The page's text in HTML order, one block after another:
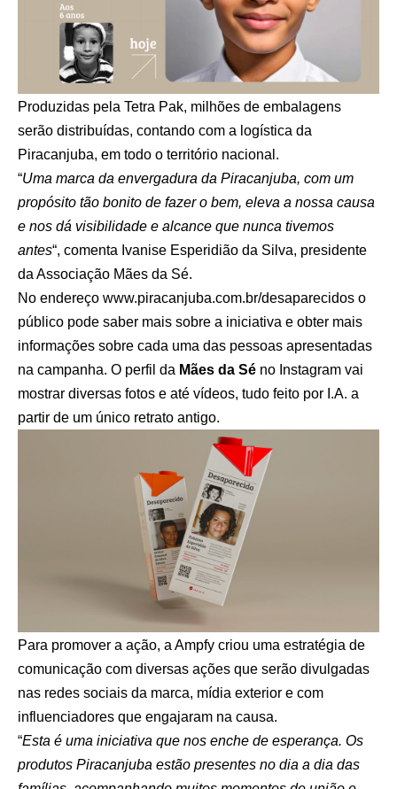
Produzidas pela Tetra Pak, milhões de embalagens
serão distribuídas, contando com a logística da
Piracanjuba, em todo o território nacional.
“Uma marca da envergadura da Piracanjuba, com um
propósito tão bonito de fazer o bem, eleva a nossa causa
e nos dá visibilidade e alcance que nunca tivemos
antes“, comenta Ivanise Esperidião da Silva, presidente
da Associação Mães da Sé.
No endereço www.piracanjuba.com.br/desaparecidos o
público pode saber mais sobre a iniciativa e obter mais
informações sobre cada uma das pessoas apresentadas
na campanha. O perfil da Mães da Sé no Instagram vai
mostrar diversas fotos e até vídeos, tudo feito por I.A. a
partir de um único retrato antigo.
Para promover a ação, a Ampfy criou uma estratégia de
comunicação com diversas ações que serão divulgadas
nas redes sociais da marca, mídia exterior e com
influenciadores que engajaram na causa.
“Esta é uma iniciativa que nos enche de esperança. Os
produtos Piracanjuba estão presentes no dia a dia das